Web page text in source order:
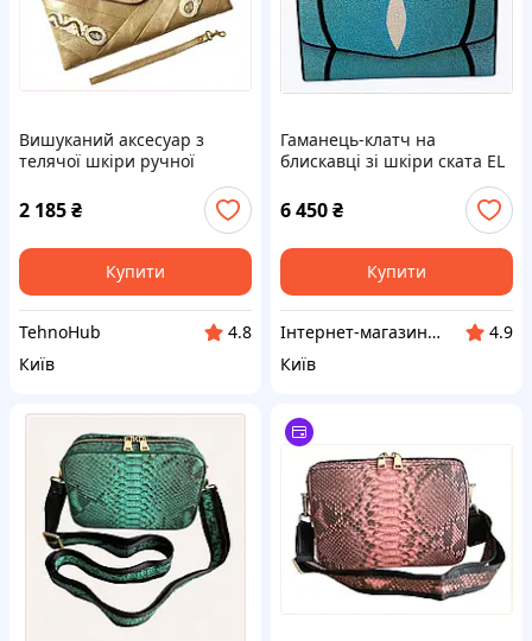
Вишуканий аксесуар з
телячої шкіри ручної
2 185₴
Купити
TehnoHub
4.8
Київ
Гаманець-клатч на
блискавці зі шкіри ската EL
6 450₴
Купити
Інтернет-магазин NeonLemon
4.9
Київ